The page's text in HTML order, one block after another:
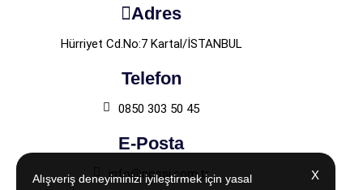
X
Alışveriş deneyiminizi iyileştirmek için yasal
Adres
Hürriyet Cd.No:7 Kartal/İSTANBUL
Telefon
0850 303 50 45
E-Posta
info@nossi.com.tr X
Alışveriş deneyiminizi iyileştirmek için yasal